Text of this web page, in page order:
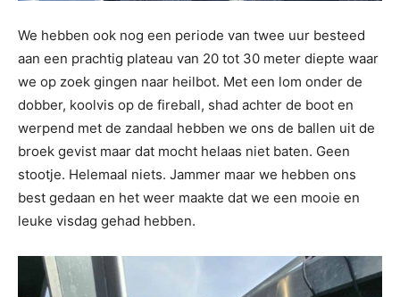
We hebben ook nog een periode van twee uur besteed
aan een prachtig plateau van 20 tot 30 meter diepte waar
we op zoek gingen naar heilbot. Met een lom onder de
dobber, koolvis op de fireball, shad achter de boot en
werpend met de zandaal hebben we ons de ballen uit de
broek gevist maar dat mocht helaas niet baten. Geen
stootje. Helemaal niets. Jammer maar we hebben ons
best gedaan en het weer maakte dat we een mooie en
leuke visdag gehad hebben.